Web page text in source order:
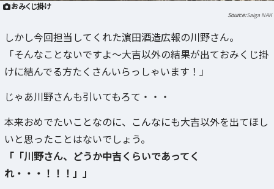
おみくじ掛け
Saiga NAK
しかし今回担当してくれた濵田酒造広報の川野さん。
「そんなことないですよ～大吉以外の結果が出ておみくじ掛
けに結んでる方たくさんいらっしゃいます！」
じゃあ川野さんも引いてもろて・・・
本来おめでたいことなのに、こんなにも大吉以外を出てほし
いと思ったことはないでしょう。
「「川野さん、どうか中吉くらいであってく
れ・・・！！！」」